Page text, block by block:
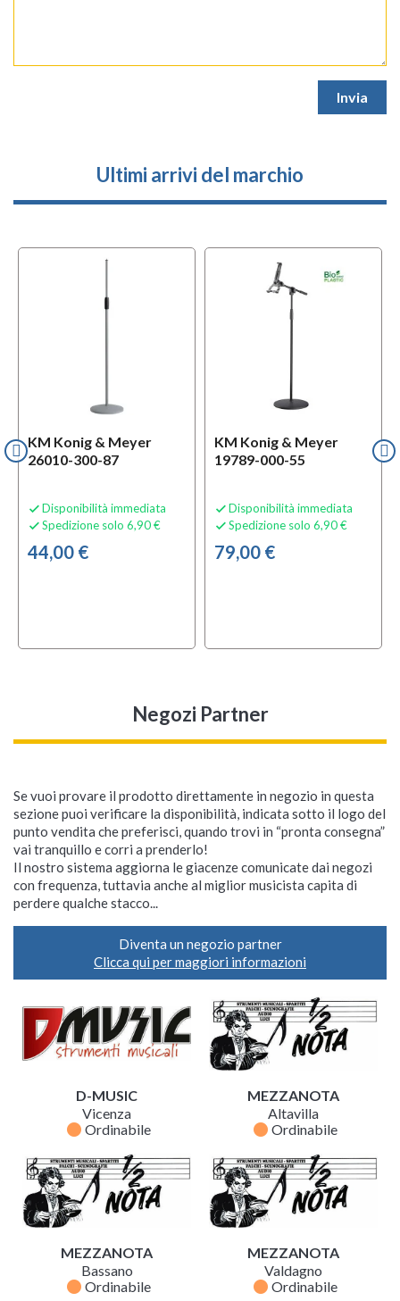
Ultimi arrivi del marchio
KM Konig & Meyer
26010-300-87
 Disponibilità immediata
 Spedizione solo 6,90 €
44,00 €
KM Konig & Meyer
19789-000-55
 Disponibilità immediata
 Spedizione solo 6,90 €
79,00 €
Negozi Partner
Se vuoi provare il prodotto direttamente in negozio in questa
sezione puoi verificare la disponibilità, indicata sotto il logo del
punto vendita che preferisci, quando trovi in “pronta consegna”
vai tranquillo e corri a prenderlo!
Il nostro sistema aggiorna le giacenze comunicate dai negozi
con frequenza, tuttavia anche al miglior musicista capita di
perdere qualche stacco...
Diventa un negozio partner
Clicca qui per maggiori informazioni
D-MUSIC
Vicenza
fiber_manual_record Ordinabile
MEZZANOTA
Altavilla
fiber_manual_record Ordinabile
MEZZANOTA
Bassano
fiber_manual_record Ordinabile
MEZZANOTA
Valdagno
fiber_manual_record Ordinabile